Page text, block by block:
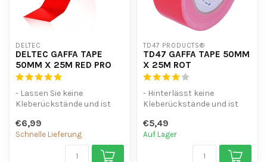
DELTEC
DELTEC GAFFA TAPE
50MM X 25M RED PRO
- Lassen Sie keine
Kleberückstände und ist
- Leicht von der Hand zu...
€6,99
Schnelle Lieferung
TD47 PRODUCTS®
TD47 GAFFA TAPE 50MM
X 25M ROT
- Hinterlässt keine
Kleberückstände und ist
- Lässt sich sowohl in de...
€5,49
Auf Lager